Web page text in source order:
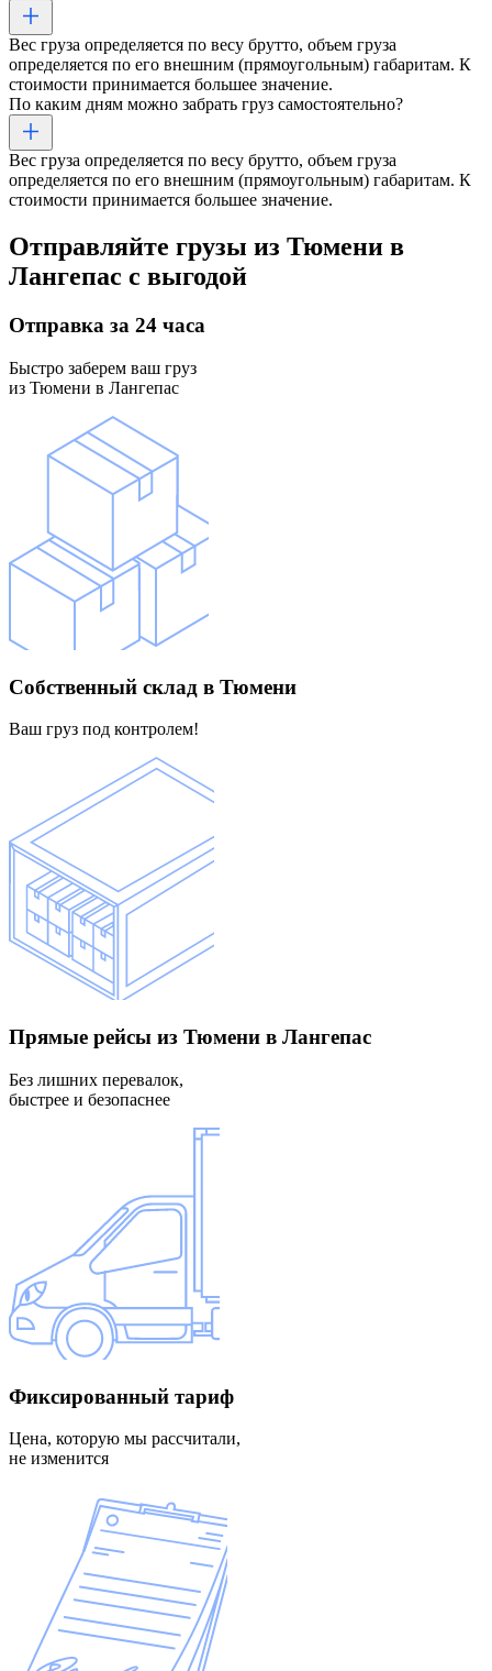
Вес груза определяется по весу брутто, объем груза
определяется по его внешним (прямоугольным) габаритам. К
стоимости принимается большее значение.
По каким дням можно забрать груз самостоятельно?
Вес груза определяется по весу брутто, объем груза
определяется по его внешним (прямоугольным) габаритам. К
стоимости принимается большее значение.
Отправляйте грузы из Тюмени в
Лангепас с выгодой
Отправка за 24 часа
Быстро заберем ваш груз
из Тюмени в Лангепас
Собственный склад в Тюмени
Ваш груз под контролем!
Прямые рейсы из Тюмени в Лангепас
Без лишних перевалок,
быстрее и безопаснее
Фиксированный тариф
Цена, которую мы рассчитали,
не изменится